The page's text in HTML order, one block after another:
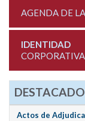
AGENDA DE LA
IDENTIDAD
CORPORATIVA
Actos de